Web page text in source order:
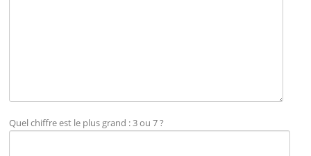
Quel chiffre est le plus grand : 3 ou 7 ?